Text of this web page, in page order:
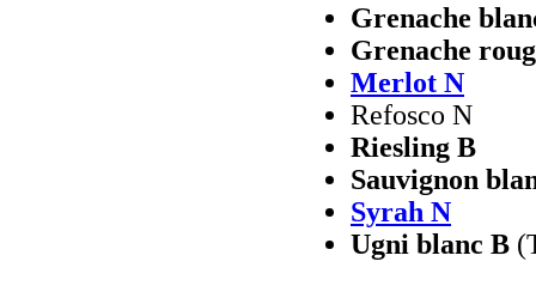
Grenache
Grenache
Merlot N
Refosco N
Riesling B
Sauvignon
Syrah N
Ugni blanc B